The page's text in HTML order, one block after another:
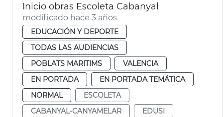
Inicio obras Escoleta Cabanyal
modificado hace 3 años
EDUCACIÓN Y DEPORTE
TODAS LAS AUDIENCIAS
POBLATS MARITIMS
VALENCIA
EN PORTADA
EN PORTADA TEMÁTICA
NORMAL
ESCOLETA
CABANYAL-CANYAMELAR
EDUSI